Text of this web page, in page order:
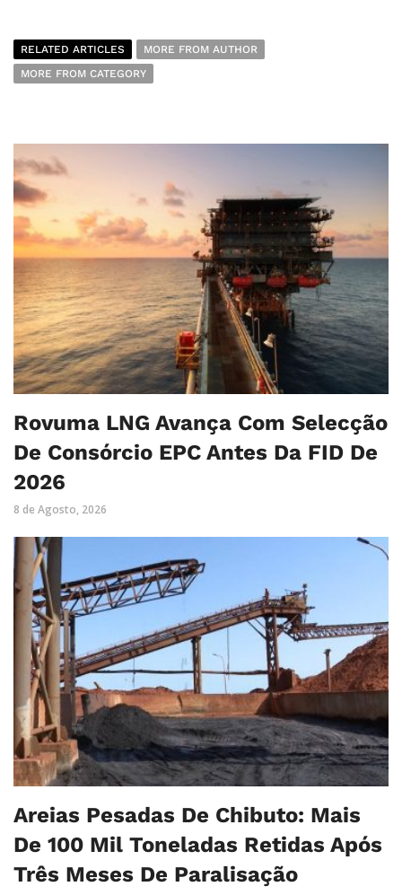
RELATED ARTICLES
MORE FROM AUTHOR
MORE FROM CATEGORY
Rovuma LNG Avança Com Selecção
De Consórcio EPC Antes Da FID De
2026
8 de Agosto, 2026
Areias Pesadas De Chibuto: Mais
De 100 Mil Toneladas Retidas Após
Três Meses De Paralisação